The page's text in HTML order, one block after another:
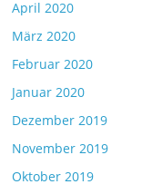
April 2020
März 2020
Februar 2020
Januar 2020
Dezember 2019
November 2019
Oktober 2019